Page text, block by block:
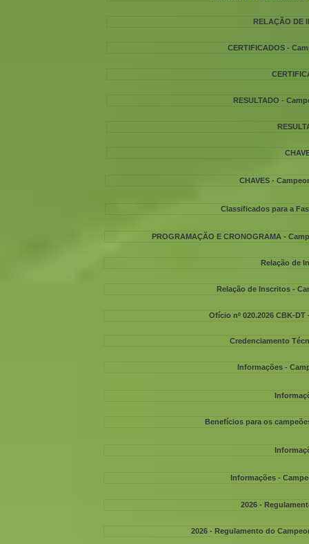
2026 - Regulamento do
2026 -
Informações -
Benefícios para os
Informações -
Credenciamento
Relação de Inscritos -
Relação de
Ofício nº 020.2026 CBK-
PROGRAMAÇÃO E CRONOGRAMA -
Classificados para a
CHAVES -
RESULTADO -
CERTIFICADOS -
RELAÇÃO DE